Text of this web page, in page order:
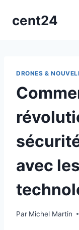
cent24
DRONES &
avec
Par Michel Martin